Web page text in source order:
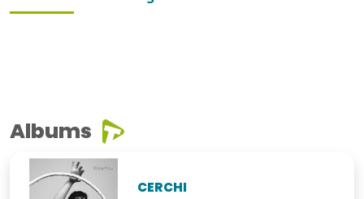
Albums
CERCHI